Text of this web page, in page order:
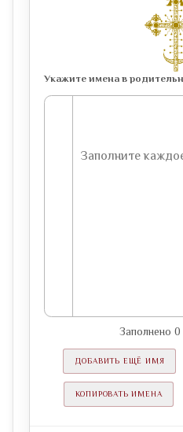
Укажите имена в
Заполнено 0
ДОБАВИТЬ ЕЩЁ ИМЯ
КОПИРОВАТЬ ИМЕНА